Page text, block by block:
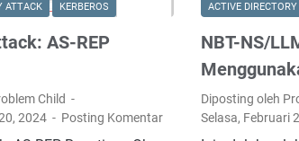
d
i
G
N
U
/
ATTACK KERBEROS
AS-REP
Child
2024
Posting Komentar
ACTIVE
NBT-NS/
Diposting oleh
Selasa, Februari